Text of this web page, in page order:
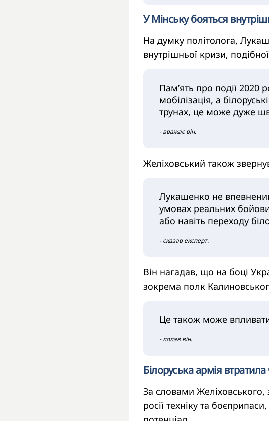
У Мінську бояться
На думку політолога,
внутрішньої кризи,
Пам’ять про події 2020
мобілізація, а
трунах, це може дуже
- вважає він.
Желіховський також
Лукашенко не
умовах реальних
або навіть переходу
- сказав експерт.
Він нагадав, що на боці
зокрема полк
Це також може впливати
- додав він.
Білоруська армія
За словами Желіховського,
росії техніку та